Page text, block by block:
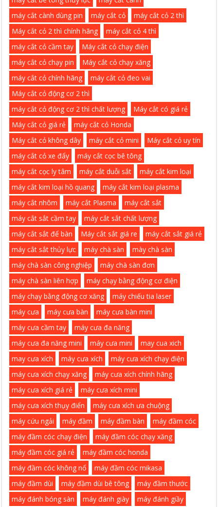
máy cắt cành dùng pin
máy cắt cỏ
máy cắt cỏ 2 thì
Máy cắt cỏ 2 thì chính hãng
máy cắt cỏ 4 thì
máy cắt cỏ cầm tay
Máy cắt cỏ chạy điện
máy cắt cỏ chạy pin
Máy cắt cỏ chạy xăng
máy cắt cỏ chính hãng
máy cắt cỏ đeo vai
Máy cắt cỏ động cơ 2 thì
máy cắt cỏ động cơ 2 thì chất lượng
Máy cắt có giá rẻ
Máy cắt cỏ giá rẻ
máy cắt cỏ Honda
Máy cắt cỏ không dây
máy cắt cỏ mini
Máy cắt cỏ uy tín
máy cắt cỏ xe đẩy
máy cắt cọc bê tông
máy cắt cọc ly tâm
máy cắt duỗi sắt
máy cắt kim loại
máy cắt kim loại hồ quang
máy cắt kim loại plasma
máy cắt nhôm
máy cắt Plasma
máy cắt sắt
máy cắt sắt cầm tay
máy cắt sắt chất lượng
máy cắt sắt để bàn
Máy cắt sắt giá re
máy cắt sắt giá rẻ
máy cắt sắt thủy lực
máy chà sàn
mày chà sàn
máy chà sàn công nghiệp
máy chà sàn đơn
máy chà sàn liên hợp
máy chạy bằng động cơ điện
máy chạy bằng động cơ xăng
máy chiếu tia laser
máy cưa
máy cưa bàn
máy cưa bàn mini
máy cưa cầm tay
máy cưa đa năng
máy cưa đa năng mini
máy cưa mini
may cua xich
may cưa xích
máy cưa xích
máy cưa xích chạy điện
máy cưa xích chạy xăng
máy cưa xích chính hãng
máy cưa xích giá rẻ
máy cưa xích mini
máy cưa xích thụy điển
máy cưa xích ưa chuộng
máy cứu ngải
máy đầm máy đầm bàn
máy đầm cóc
máy đầm cóc chạy điện
máy đầm cóc chạy xăng
máy đầm cóc giá rẻ
máy đầm cóc honda
máy đầm cóc không nổ
máy đầm cóc mikasa
máy đầm dùi
máy đầm dùi bê tông
máy đầm thước
máy đánh bóng sàn
máy đánh giày
máy đánh giầy